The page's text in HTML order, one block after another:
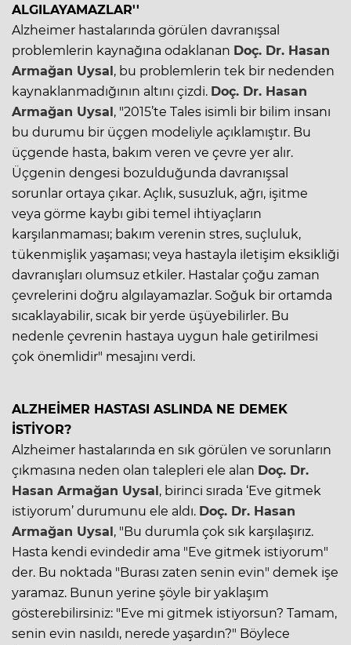
ALGILAYAMAZLAR''
Alzheimer hastalarında görülen davranışsal
problemlerin kaynağına odaklanan Doç. Dr. Hasan
Armağan Uysal, bu problemlerin tek bir nedenden
kaynaklanmadığının altını çizdi. Doç. Dr. Hasan
Armağan Uysal, "2015’te Tales isimli bir bilim insanı
bu durumu bir üçgen modeliyle açıklamıştır. Bu
üçgende hasta, bakım veren ve çevre yer alır.
Üçgenin dengesi bozulduğunda davranışsal
sorunlar ortaya çıkar. Açlık, susuzluk, ağrı, işitme
veya görme kaybı gibi temel ihtiyaçların
karşılanmaması; bakım verenin stres, suçluluk,
tükenmişlik yaşaması; veya hastayla iletişim eksikliği
davranışları olumsuz etkiler. Hastalar çoğu zaman
çevrelerini doğru algılayamazlar. Soğuk bir ortamda
sıcaklayabilir, sıcak bir yerde üşüyebilirler. Bu
nedenle çevrenin hastaya uygun hale getirilmesi
çok önemlidir" mesajını verdi.
ALZHEİMER HASTASI ASLINDA NE DEMEK
İSTİYOR?
Alzheimer hastalarında en sık görülen ve sorunların
çıkmasına neden olan talepleri ele alan Doç. Dr.
Hasan Armağan Uysal, birinci sırada ‘Eve gitmek
istiyorum’ durumunu ele aldı. Doç. Dr. Hasan
Armağan Uysal, "Bu durumla çok sık karşılaşırız.
Hasta kendi evindedir ama "Eve gitmek istiyorum"
der. Bu noktada "Burası zaten senin evin" demek işe
yaramaz. Bunun yerine şöyle bir yaklaşım
gösterebilirsiniz: "Eve mi gitmek istiyorsun? Tamam,
senin evin nasıldı, nerede yaşardın?" Böylece